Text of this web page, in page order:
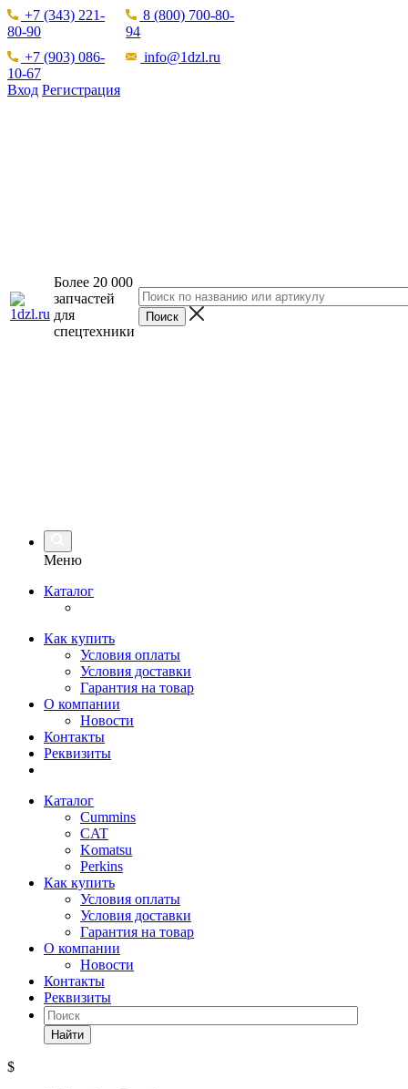
+7 (343) 221-
80-90
8 (800) 700-80-
94
+7 (903) 086-
10-67
info@1dzl.ru
Вход Регистрация
Более 20 000
запчастей
для
спецтехники
Меню
Каталог
Как купить
Условия оплаты
Условия доставки
Гарантия на товар
О компании
Новости
Контакты
Реквизиты
Каталог
Cummins
CAT
Komatsu
Perkins
Как купить
Условия оплаты
Условия доставки
Гарантия на товар
О компании
Новости
Контакты
Реквизиты
Найти
$